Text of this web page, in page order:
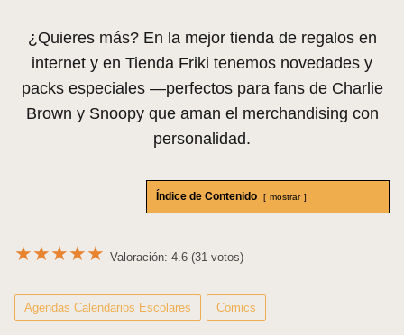
¿Quieres más? En la mejor tienda de regalos en
internet y en Tienda Friki tenemos novedades y
packs especiales —perfectos para fans de Charlie
Brown y Snoopy que aman el merchandising con
personalidad.
Índice de Contenido mostrar
★★★★★ Valoración: 4.6 (31 votos)
Agendas Calendarios Escolares Comics